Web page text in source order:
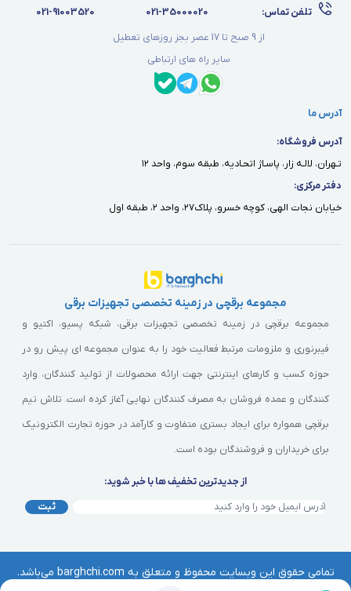
تلفن تماس:
021-35000020
021-91003520
از 9 صبح تا 17 عصر بجز روزهای تعطیل
سایر راه های ارتباطی
آدرس ما
آدرس فروشگاه:
تـهران، لالـه زار، پاسـاژ اتحـاديه، طبقه سوم، واحد ١٢
دفتر مركزى:
خيابان نجات الهى، كوچه خسرو، پلاك٢٧، واحد ٢، طبقه اول
مجموعه برقچی در زمینه تخصصی تجهیزات برقی
مجموعه برقچی در زمینه تخصصی تجهیزات برقی، شبکه پسیو، اکتیو و
فیبرنوری و ملزومات مرتبط فعالیت خود را به عنوان مجموعه ای پیش رو در
حوزه کسب و کارهای اینترنتی جهت ارائه محصولات از تولید کنندگان، وارد
کنندگان و عمده فروشان به مصرف کنندگان نهایی آغاز کرده است. تلاش تیم
برقچی همواره برای ایجاد بستری متفاوت و کارآمد در حوزه تجارت الکترونیک
برای خریداران و فروشندگان بوده است.
از جدیدترین تخفیف ها با خبر شوید:
ثبت
تمامی حقوق این وبسایت محفوظ و متعلق به barghchi.com می‌باشد.